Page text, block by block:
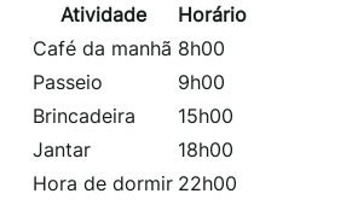
Atividade
Horário
Café da manhã 8h00
Passeio
9h00
Brincadeira
15h00
Jantar
18h00
Hora de dormir 22h00